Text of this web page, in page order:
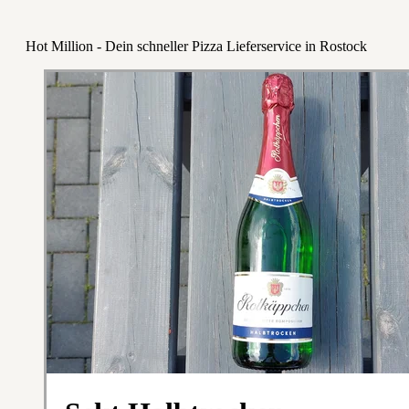
Hot Million - Dein schneller Pizza Lieferservice in Rostock